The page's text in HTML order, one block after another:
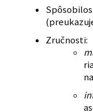
Zručnosti: